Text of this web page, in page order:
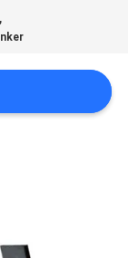
,